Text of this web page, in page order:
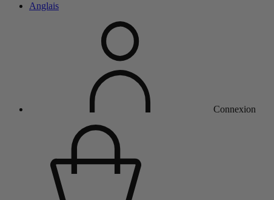
Anglais
Connexion